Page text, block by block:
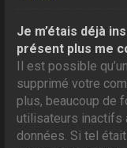
Je m’étais déjà
présent plus me
Il est possible
supprimé votre
plus, beaucoup de
utilisateurs inactifs
données. Si tel